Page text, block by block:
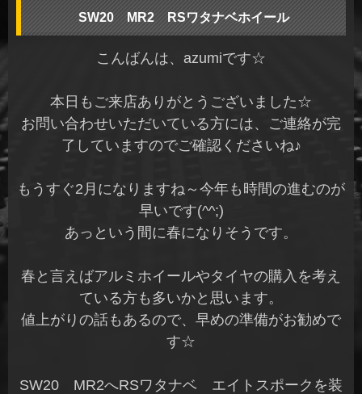
SW20 MR2 RSワタナベホイール
こんばんは、azumiです☆
本日もご来店ありがとうございました☆
お問い合わせいただいている方には、ご連絡が完
了していますのでご確認くださいね♪
もうすぐ2月になりますね～今年も時間の進むのが
早いです(^^;)
あっという間に春になりそうです。
春と言えばアルミホイールやタイヤの購入を考え
ている方も多いかと思います。
値上がりの話もあるので、早めの準備がお勧めで
す☆
SW20 MR2へRSワタナベ エイトスポークを装